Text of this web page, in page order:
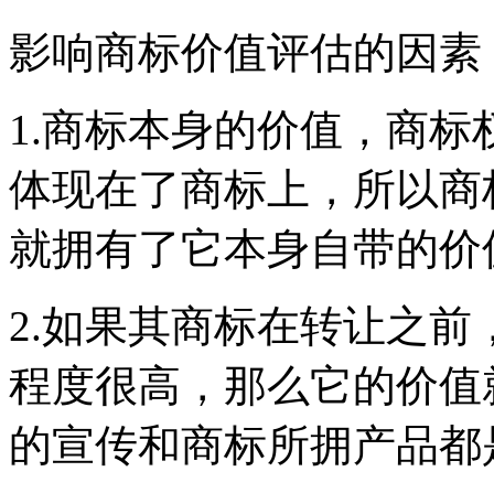
影响商标价值评估的因素
1.商标本身的价值，商
体现在了商标上，所以
就拥有了它本身自带的价
2.如果其商标在转让之
程度很高，那么它的价
的宣传和商标所拥产品